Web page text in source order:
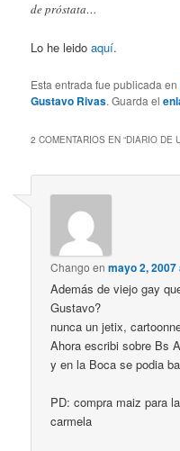
de próstata…
Lo he leidoaquí.
Esta entrada fue publicada en
Gustavo Rivas. Guarda el
2 COMENTARIOS EN “DIARIO DE
Chango enmayo 2,
Además de viejo gay
Gustavo?
nunca un jetix,
Ahora escribi sobre Bs
y en la Boca se podia
PD: compra maiz para
carmela